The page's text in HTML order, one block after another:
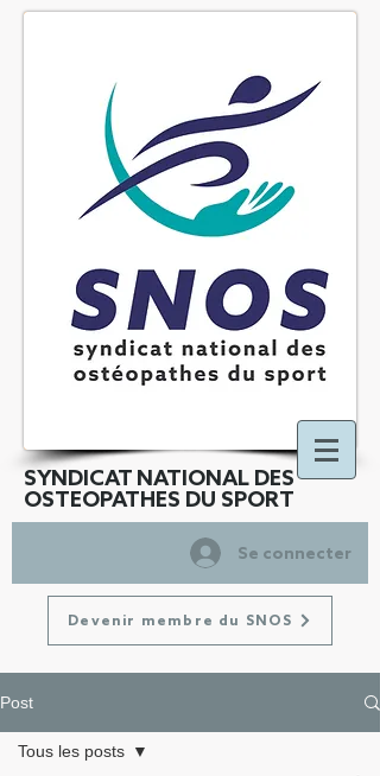
SYNDICAT NATIONAL DES
OSTEOPATHES DU SPORT
Se connecter
Devenir membre du SNOS
Post
Tous les posts